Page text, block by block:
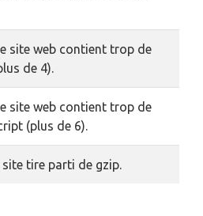
site web contient trop de
de 4).
site web contient trop de
(plus de 6).
tire parti de gzip.